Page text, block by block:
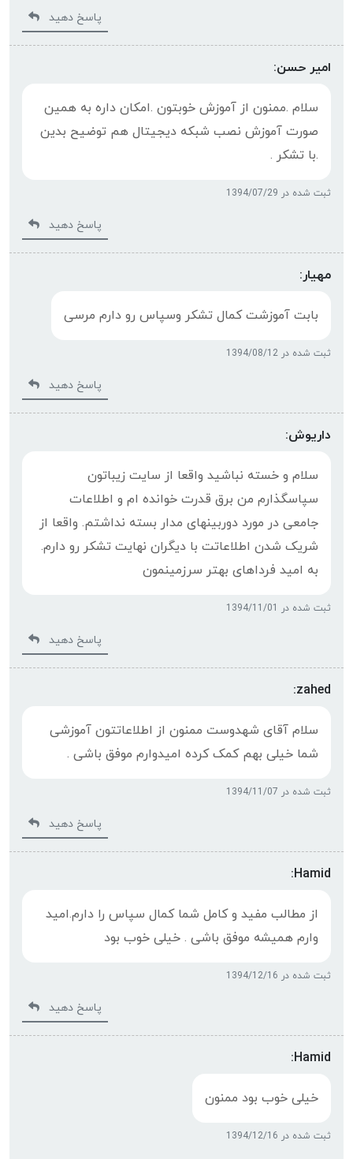
پاسخ دهید
امیر حسن:
سلام .ممنون از آموزش خوبتون .امکان داره به همین
صورت آموزش نصب شبکه دیجیتال هم توضیح بدین
.با تشکر .
ثبت شده در 1394/07/29
پاسخ دهید
مهیار:
بابت آموزشت کمال تشکر وسپاس رو دارم مرسی
ثبت شده در 1394/08/12
پاسخ دهید
داریوش:
سلام و خسته نباشید واقعا از سایت زیباتون
سپاسگذارم من برق قدرت خوانده ام و اطلاعات
جامعی در مورد دوربینهای مدار بسته نداشتم. واقعا از
شریک شدن اطلاعاتت با دیگران نهایت تشکر رو دارم.
به امید فرداهای بهتر سرزمینمون
ثبت شده در 1394/11/01
پاسخ دهید
zahed:
سلام آقای شهدوست ممنون از اطلاعاتتون آموزشی
شما خیلی بهم کمک کرده امیدوارم موفق باشی .
ثبت شده در 1394/11/07
پاسخ دهید
Hamid:
از مطالب مفید و کامل شما کمال سپاس را دارم.امید
وارم همیشه موفق باشی . خیلی خوب بود
ثبت شده در 1394/12/16
پاسخ دهید
Hamid:
خیلی خوب بود ممنون
ثبت شده در 1394/12/16